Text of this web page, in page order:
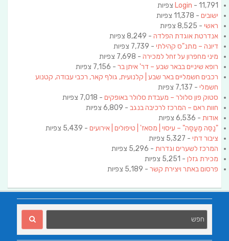
Login - 11,791 צפיות
ישובים - 11,378 צפיות
ראשי - 8,525 צפיות
אנדרטת אוגדת הפלדה - 8,249 צפיות
דיונה – מתנ"ס קהילתי - 7,739 צפיות
מיני מחפרון על זחל למכירה - 7,698 צפיות
רופא שיניים בבאר שבע – דר' איתן בר - 7,156 צפיות
רכבים חשמליים באר שבע | קלנועית, גולף קאר, רכבי עבודה, קטנוע
חשמלי - 7,137 צפיות
סטוק פון סלולר – מעבדת סלולר באופקים - 7,018 צפיות
חוות ראם – המרכז לרכיבה בנגב - 6,809 צפיות
אודות - 6,536 צפיות
"נַסֵּה מְעַסֶּה" – עיסוי | מסאז' | טיפולים | אירועים - 5,439 צפיות
ציבור דתי - 5,327 צפיות
המרכז לשערים וגדרות - 5,296 צפיות
מכירת גזלן - 5,251 צפיות
פרסום באתר ויצירת קשר - 5,189 צפיות